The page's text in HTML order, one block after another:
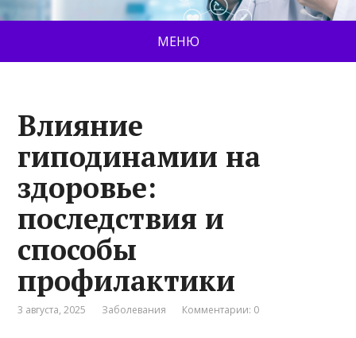
МЕНЮ
Влияние
гиподинамии на
здоровье:
последствия и
способы
профилактики
3 августа, 2025 Заболевания Комментарии: 0